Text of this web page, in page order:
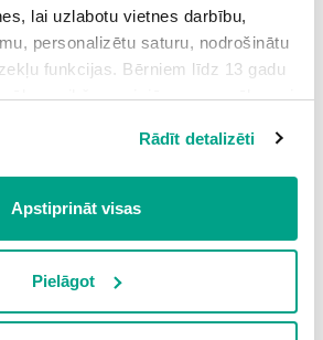
lai uzlabotu vietnes darbību,
personalizētu saturu, nodrošinātu
funkcijas. Bērniem līdz 13 gadu
veikšanas ir jāprasa vecāka vai
visas”, Jūs piekrītat visām
šajā tīmekļa vietnē, ieskaitot
sīkdatnes. Spiežot uz pogas
sīkdatnes, kuru
iegūt lietotāja piekrišanu.
izvēlētās”, Jūs varat mainīt
Rādīt detalizēti
Apstiprināt visas
Pielāgot
veidošana - Affirmative
atbildes par tabulu -
Answers
par tabulu - Questions and
2